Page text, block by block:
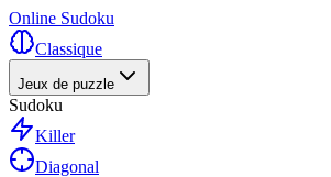
Online Sudoku
Classique
Jeux de puzzle
Sudoku
Killer
Diagonal